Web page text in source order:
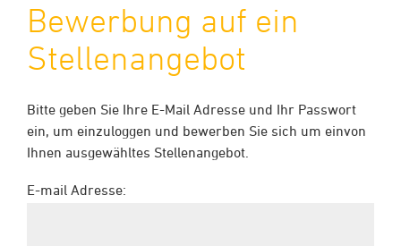
Bewerbung auf ein
Stellenangebot
Bitte geben Sie Ihre E-Mail Adresse und Ihr Passwort
ein, um einzuloggen und bewerben Sie sich um einvon
Ihnen ausgewähltes Stellenangebot.
E-mail Adresse: